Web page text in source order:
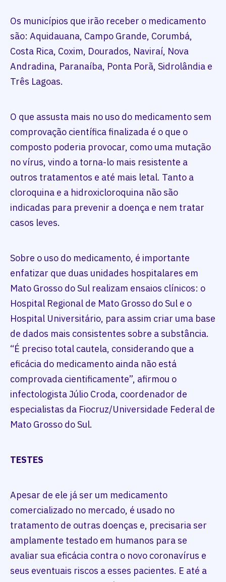
Os municípios que irão receber o medicamento
são: Aquidauana, Campo Grande, Corumbá,
Costa Rica, Coxim, Dourados, Naviraí, Nova
Andradina, Paranaíba, Ponta Porã, Sidrolândia e
Três Lagoas.
O que assusta mais no uso do medicamento sem
comprovação científica finalizada é o que o
composto poderia provocar, como uma mutação
no vírus, vindo a torna-lo mais resistente a
outros tratamentos e até mais letal. Tanto a
cloroquina e a hidroxicloroquina não são
indicadas para prevenir a doença e nem tratar
casos leves.
Sobre o uso do medicamento, é importante
enfatizar que duas unidades hospitalares em
Mato Grosso do Sul realizam ensaios clínicos: o
Hospital Regional de Mato Grosso do Sul e o
Hospital Universitário, para assim criar uma base
de dados mais consistentes sobre a substância.
“É preciso total cautela, considerando que a
eficácia do medicamento ainda não está
comprovada cientificamente”, afirmou o
infectologista Júlio Croda, coordenador de
especialistas da Fiocruz/Universidade Federal de
Mato Grosso do Sul.
TESTES
Apesar de ele já ser um medicamento
comercializado no mercado, é usado no
tratamento de outras doenças e, precisaria ser
amplamente testado em humanos para se
avaliar sua eficácia contra o novo coronavírus e
seus eventuais riscos a esses pacientes. E até a